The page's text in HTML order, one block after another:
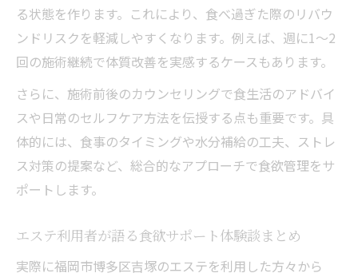
る状態を作ります。これにより、食べ過ぎた際のリバウ
ンドリスクを軽減しやすくなります。例えば、週に1～2
回の施術継続で体質改善を実感するケースもあります。
さらに、施術前後のカウンセリングで食生活のアドバイ
スや日常のセルフケア方法を伝授する点も重要です。具
体的には、食事のタイミングや水分補給の工夫、ストレ
ス対策の提案など、総合的なアプローチで食欲管理をサ
ポートします。
エステ利用者が語る食欲サポート体験談まとめ
実際に福岡市博多区吉塚のエステを利用した方々から